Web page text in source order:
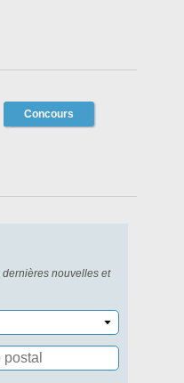
Concours
nouvelles et